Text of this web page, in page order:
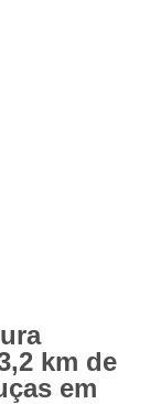
km de
em